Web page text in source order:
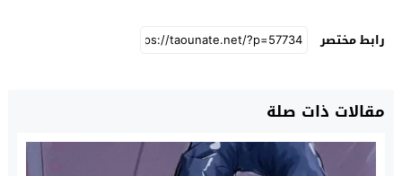
رابط مختصر
مقالات ذات صلة